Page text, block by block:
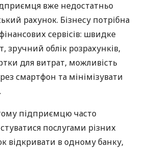
вже недостатньо
рахунок. Бізнесу потрібна
сервісів: швидке
зручний облік розрахунків,
для витрат, можливість
смартфон та мінімізувати
підприємцю часто
послугами різних
відкривати в одному банку,